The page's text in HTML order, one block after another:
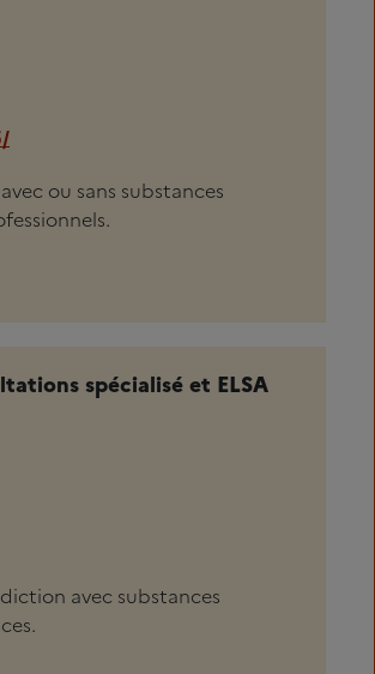
ou sans substances
spécialisé et ELSA
avec substances